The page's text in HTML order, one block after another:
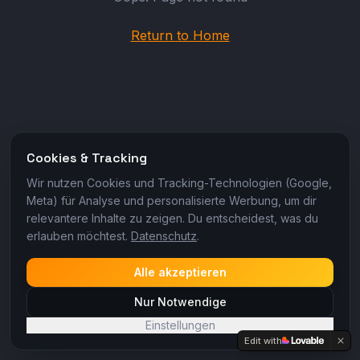
Return to Home
Cookies & Tracking
Wir nutzen Cookies und Tracking-Technologien (Google,
Meta) für Analyse und personalisierte Werbung, um dir
relevantere Inhalte zu zeigen. Du entscheidest, was du
erlauben möchtest. Datenschutz.
Alle akzeptieren
Nur Notwendige
Einstellungen
Edit with